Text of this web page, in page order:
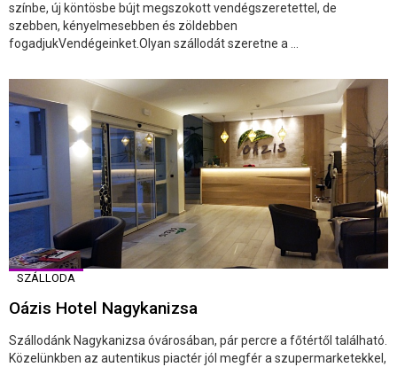
színbe, új köntösbe bújt megszokott vendégszeretettel, de
szebben, kényelmesebben és zöldebben
fogadjukVendégeinket.Olyan szállodát szeretne a ...
SZÁLLODA
Oázis Hotel Nagykanizsa
Szállodánk Nagykanizsa óvárosában, pár percre a főtértől található.
Közelünkben az autentikus piactér jól megfér a szupermarketekkel,